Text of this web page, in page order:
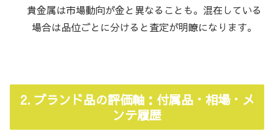
貴金属は市場動向が金と異なることも。混在している
場合は品位ごとに分けると査定が明瞭になります。
2. ブランド品の評価軸：付属品・相場・メ
ンテ履歴